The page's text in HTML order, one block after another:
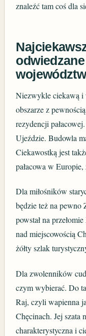
znaleźć tam coś dla
Niezwykle ciekawą i
obszarze z
rezydencji
Ujeździe. Budowla
Ciekawostką jest
pałacowa w
Dla miłośników
będzie też na
powstał na
nad miejscowością
żółty szlak
Dla zwolenników
czym wybierać. Do
Raj, czyli wapienna
Chęcinach. Jej szata
charakterystyczna i